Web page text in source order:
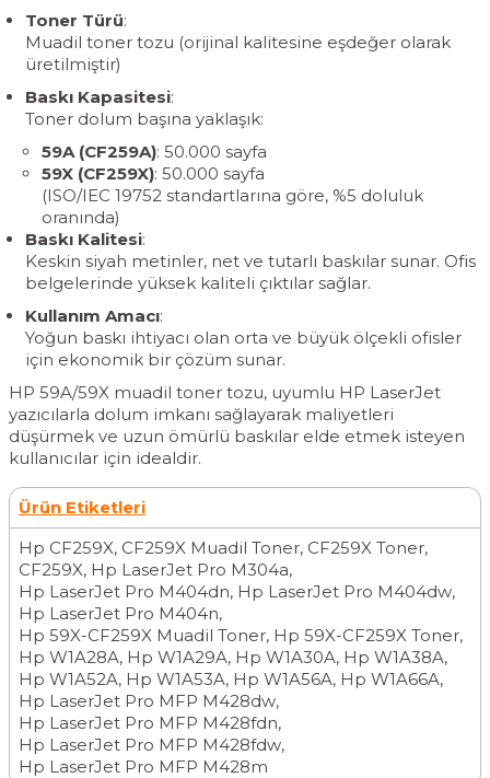
Toner Türü:
Muadil toner tozu (orijinal kalitesine eşdeğer olarak
üretilmiştir)
Baskı Kapasitesi:
Toner dolum başına yaklaşık:
59A (CF259A): 50.000 sayfa
59X (CF259X): 50.000 sayfa
(ISO/IEC 19752 standartlarına göre, %5 doluluk
oranında)
Baskı Kalitesi:
Keskin siyah metinler, net ve tutarlı baskılar sunar. Ofis
belgelerinde yüksek kaliteli çıktılar sağlar.
Kullanım Amacı:
Yoğun baskı ihtiyacı olan orta ve büyük ölçekli ofisler
için ekonomik bir çözüm sunar.
HP 59A/59X muadil toner tozu, uyumlu HP LaserJet
yazıcılarla dolum imkanı sağlayarak maliyetleri
düşürmek ve uzun ömürlü baskılar elde etmek isteyen
kullanıcılar için idealdir.
Ürün Etiketleri
Hp CF259X, CF259X Muadil Toner, CF259X Toner,
CF259X, Hp LaserJet Pro M304a,
Hp LaserJet Pro M404dn, Hp LaserJet Pro M404dw,
Hp LaserJet Pro M404n,
Hp 59X-CF259X Muadil Toner, Hp 59X-CF259X Toner,
Hp W1A28A, Hp W1A29A, Hp W1A30A, Hp W1A38A,
Hp W1A52A, Hp W1A53A, Hp W1A56A, Hp W1A66A,
Hp LaserJet Pro MFP M428dw,
Hp LaserJet Pro MFP M428fdn,
Hp LaserJet Pro MFP M428fdw,
Hp LaserJet Pro MFP M428m